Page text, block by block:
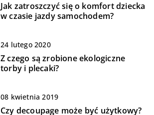
Jak zatroszczyć się o komfort dziecka
w czasie jazdy samochodem?
24 lutego 2020
Z czego są zrobione ekologiczne
torby i plecaki?
08 kwietnia 2019
Czy decoupage może być użytkowy?